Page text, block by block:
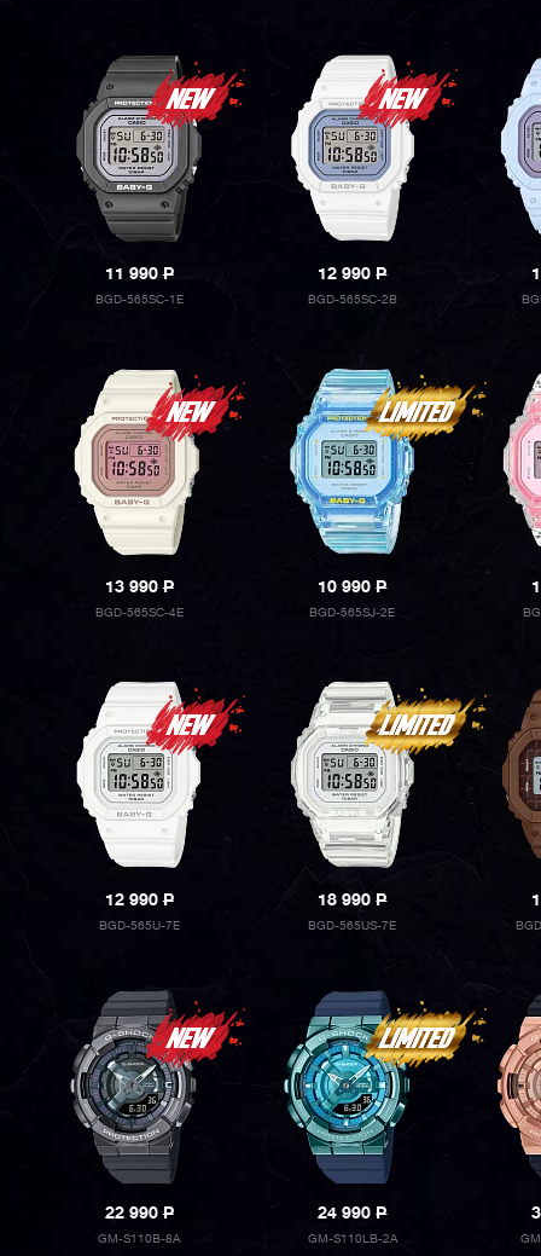
11 990P
BGD-565SC-1E
12 990P
BGD-565SC-2B
13 990P
BGD-565SC-4E
10 990P
BGD-565SJ-2E
12 990P
BGD-565U-7E
18 990P
BGD-565US-7E
22 990P
GM-S110B-8A
24 990P
GM-S110LB-2A